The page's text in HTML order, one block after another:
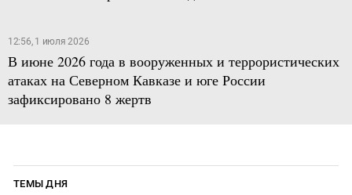
12:56, 1 июля 2026
В июне 2026 года в вооруженных и террористических
атаках на Северном Кавказе и юге России
зафиксировано 8 жертв
ТЕМЫ ДНЯ